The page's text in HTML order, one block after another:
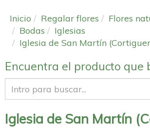
Inicio Regalar flores
Flores
Bodas
Iglesias
Iglesia de San Martín
Encuentra el producto que
Iglesia de San Martín